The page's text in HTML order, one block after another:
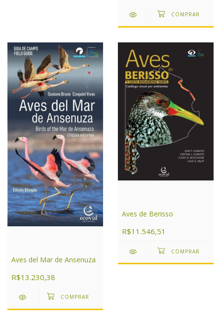
Aves del Mar de Ansenuza
R$13.230,38
Aves de Berisso
R$11.546,51